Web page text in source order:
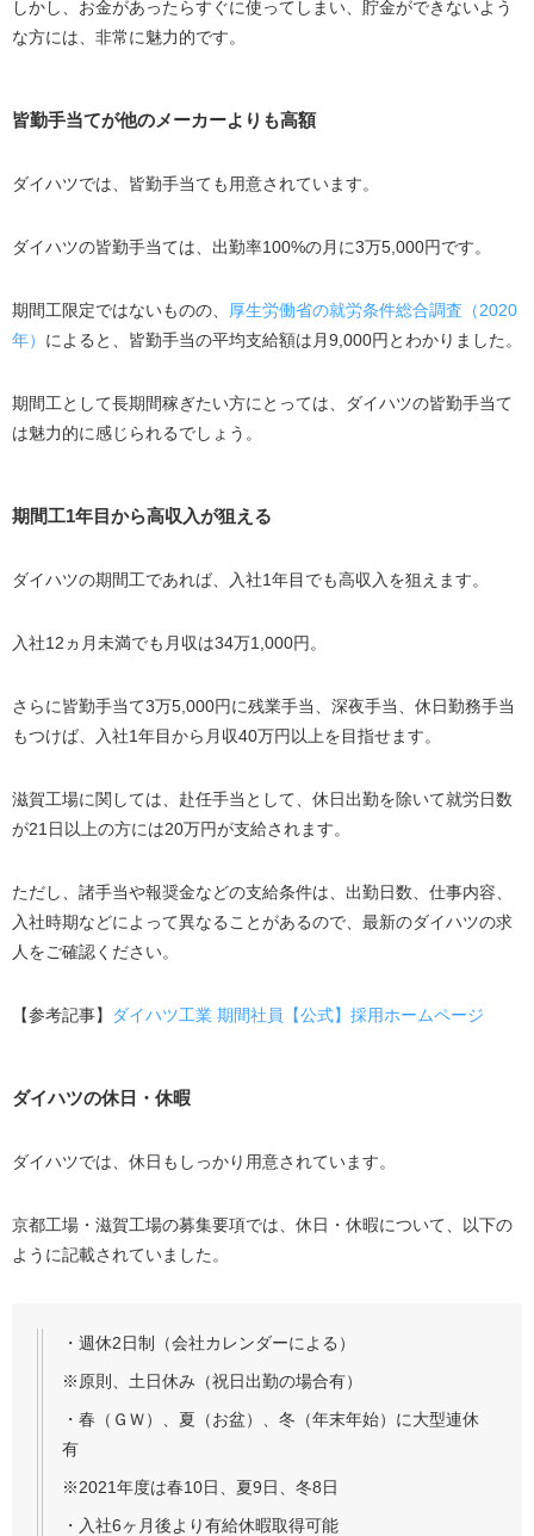
しかし、お金があったらすぐに使ってしまい、貯金ができないよう
な方には、非常に魅力的です。
皆勤手当てが他のメーカーよりも高額
ダイハツでは、皆勤手当ても用意されています。
ダイハツの皆勤手当ては、出勤率100%の月に3万5,000円です。
期間工限定ではないものの、
厚生労働省の就労条件総合調査（2020
年） によると、皆勤手当の平均支給額は月9,000円とわかりました。
期間工として長期間稼ぎたい方にとっては、ダイハツの皆勤手当て
は魅力的に感じられるでしょう。
期間工1年目から高収入が狙える
ダイハツの期間工であれば、入社1年目でも高収入を狙えます。
入社12ヵ月未満でも月収は34万1,000円。
さらに皆勤手当て3万5,000円に残業手当、深夜手当、休日勤務手当
もつけば、入社1年目から月収40万円以上を目指せます。
滋賀工場に関しては、赴任手当として、休日出勤を除いて就労日数
が21日以上の方には20万円が支給されます。
ただし、諸手当や報奨金などの支給条件は、出勤日数、仕事内容、
入社時期などによって異なることがあるので、最新のダイハツの求
人をご確認ください。
【参考記事】 ダイハツ工業 期間社員【公式】採用ホームページ
ダイハツの休日・休暇
ダイハツでは、休日もしっかり用意されています。
京都工場・滋賀工場の募集要項では、休日・休暇について、以下の
ように記載されていました。
・週休2日制（会社カレンダーによる）
※原則、土日休み（祝日出勤の場合有）
・春（ＧＷ）、夏（お盆）、冬（年末年始）に大型連休
有
※2021年度は春10日、夏9日、冬8日
・入社6ヶ月後より有給休暇取得可能